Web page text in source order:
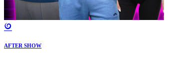
AFTER SHOW